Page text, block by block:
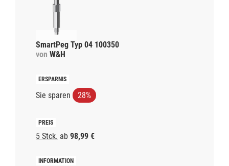
SmartPeg Typ 04 100350
von W&H
Sie sparen 28%
5 Stck. ab 98,99 €